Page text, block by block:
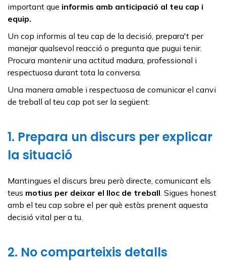
important que informis amb anticipació al teu cap i
equip.
Un cop informis al teu cap de la decisió, prepara't per
manejar qualsevol reacció o pregunta que pugui tenir.
Procura mantenir una actitud madura, professional i
respectuosa durant tota la conversa.
Una manera amable i respectuosa de comunicar el canvi
de treball al teu cap pot ser la següent:
1. Prepara un discurs per explicar
la situació
Mantingues el discurs breu però directe, comunicant els
teus motius per deixar el lloc de treball . Sigues honest
amb el teu cap sobre el per què estàs prenent aquesta
decisió vital per a tu.
2. No comparteixis detalls